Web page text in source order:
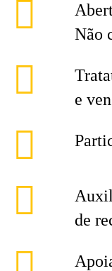
Não
e
de